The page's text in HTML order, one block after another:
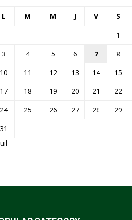
L M M J V S
1
3
4 5 6 7 8
10
11 12 13 14 15
17
18 19 20 21 22
24
25 26 27 28 29
31